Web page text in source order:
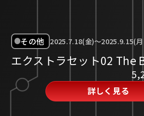
その他 2025.7.18(金)～2025.9.15(
エクストラセット02 The
詳しく見る